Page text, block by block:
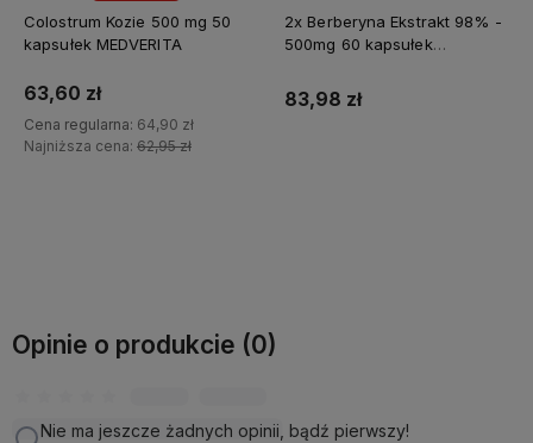
Colostrum Kozie 500 mg 50
kapsułek MEDVERITA
63,60 zł
Cena regularna: 64,90 zł
Najniższa cena: 62,95 zł
2x Berberyna Ekstrakt 98% -
500mg 60 kapsułek
83,98 zł
Opinie o produkcie (0)
Nie ma jeszcze żadnych opinii, bądź pierwszy!